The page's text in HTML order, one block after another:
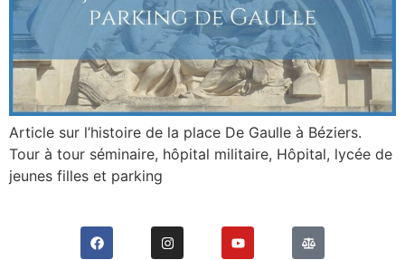
Article sur l’histoire de la place De Gaulle à Béziers.
Tour à tour séminaire, hôpital militaire, Hôpital, lycée de
jeunes filles et parking